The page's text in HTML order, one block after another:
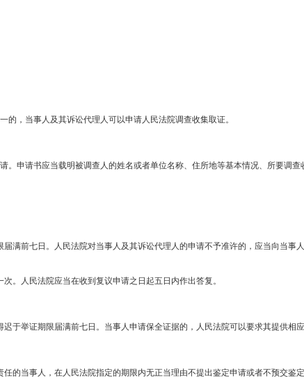
，当事人及其诉讼代理人可以申请人民法院调查收集取证。
。申请书应当载明被调查人的姓名或者单位名称、住所地等基本情况、所要调
满前七日。人民法院对当事人及其诉讼代理人的申请不予准许的，应当向当事
。人民法院应当在收到复议申请之日起五日内作出答复。
于举证期限届满前七日。当事人申请保全证据的，人民法院可以要求其提供相应
的当事人，在人民法院指定的期限内无正当理由不提出鉴定申请或者不预交鉴